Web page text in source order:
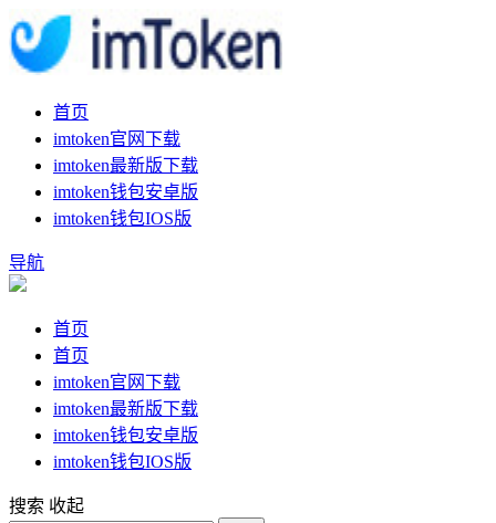
首页
imtoken官网下载
imtoken最新版下载
imtoken钱包安卓版
imtoken钱包IOS版
导航
首页
首页
imtoken官网下载
imtoken最新版下载
imtoken钱包安卓版
imtoken钱包IOS版
搜索 收起